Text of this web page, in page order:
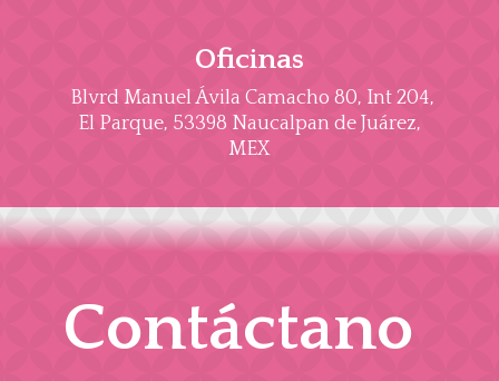
Oficinas
Blvrd Manuel Ávila Camacho 80, Int 204,
El Parque, 53398 Naucalpan de Juárez,
MEX
Contáctano